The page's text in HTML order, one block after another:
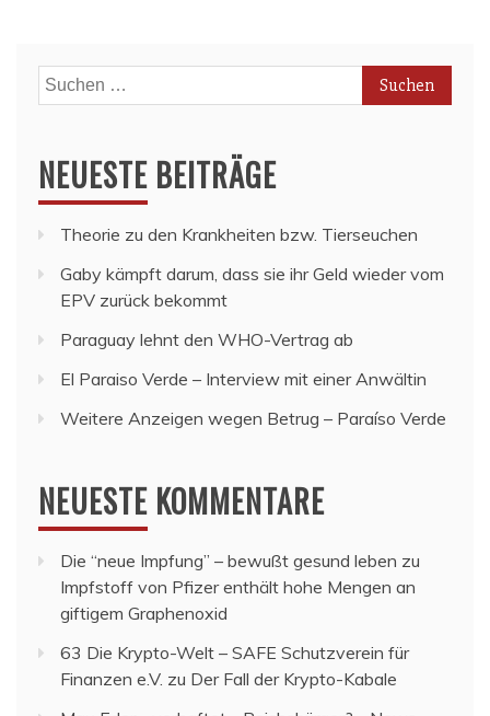
Suchen
nach:
NEUESTE BEITRÄGE
Theorie zu den Krankheiten bzw. Tierseuchen
Gaby kämpft darum, dass sie ihr Geld wieder vom
EPV zurück bekommt
Paraguay lehnt den WHO-Vertrag ab
El Paraiso Verde – Interview mit einer Anwältin
Weitere Anzeigen wegen Betrug – Paraíso Verde
NEUESTE KOMMENTARE
Die “neue Impfung” – bewußt gesund leben zu
Impfstoff von Pfizer enthält hohe Mengen an
giftigem Graphenoxid
63 Die Krypto-Welt – SAFE Schutzverein für
Finanzen e.V. zu Der Fall der Krypto-Kabale